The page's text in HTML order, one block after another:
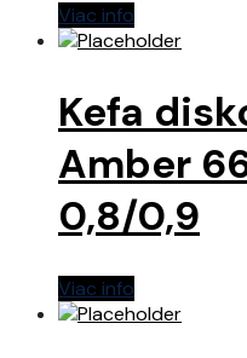
Viac info
Kefa
Amber
0,8/0,9
Viac info